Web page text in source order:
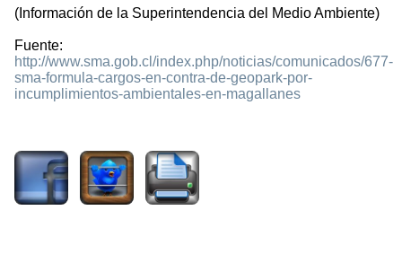
(Información de la Superintendencia del Medio Ambiente)
Fuente:
http://www.sma.gob.cl/index.php/noticias/comunicados/677-
sma-formula-cargos-en-contra-de-geopark-por-
incumplimientos-ambientales-en-magallanes